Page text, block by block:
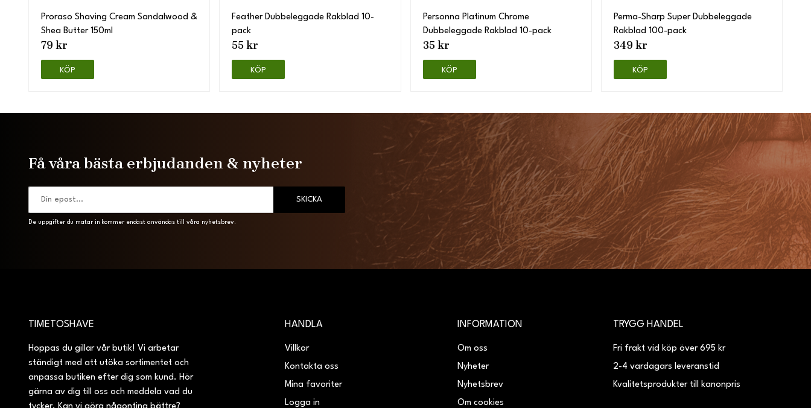
Proraso Shaving Cream Sandalwood &
Shea Butter 150ml
79 kr
KÖP
Feather Dubbeleggade Rakblad 10-
pack
55 kr
KÖP
Personna Platinum Chrome
Dubbeleggade Rakblad 10-pack
35 kr
KÖP
Perma-Sharp Super Dubbeleggade
Rakblad 100-pack
349 kr
KÖP
Få våra bästa erbjudanden & nyheter
SKICKA
De uppgifter du matar in kommer endast användas till våra nyhetsbrev.
TIMETOSHAVE
Hoppas du gillar vår butik! Vi arbetar
ständigt med att utöka sortimentet och
anpassa butiken efter dig som kund. Hör
gärna av dig till oss och meddela vad du
HANDLA
Villkor
Kontakta oss
Mina favoriter
Logga in
INFORMATION
Om oss
Nyheter
Nyhetsbrev
Om cookies
TRYGG HANDEL
Fri frakt vid köp över 695 kr
2-4 vardagars leveranstid
Kvalitetsprodukter till kanonpris